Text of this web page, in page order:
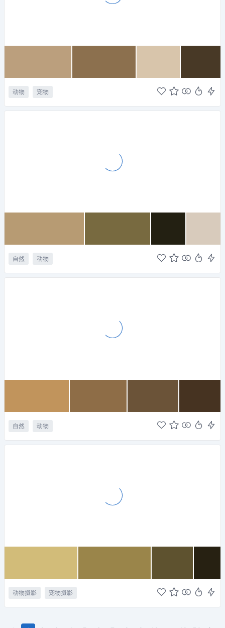
动物 宠物
自然 动物
自然 动物
动物摄影 宠物摄影